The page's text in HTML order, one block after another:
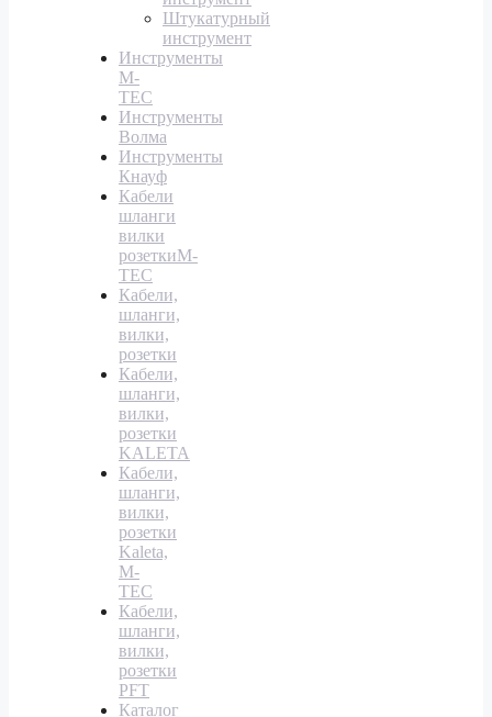
Штукатурный
инструмент
Инструменты
M-
TEC
Инструменты
Волма
Инструменты
Кнауф
Кабели
шланги
вилки
розеткиM-
TEC
Кабели,
шланги,
вилки,
розетки
Кабели,
шланги,
вилки,
розетки
KALETA
Кабели,
шланги,
вилки,
розетки
Kaleta,
M-
TEC
Кабели,
шланги,
вилки,
розетки
PFT
Каталог